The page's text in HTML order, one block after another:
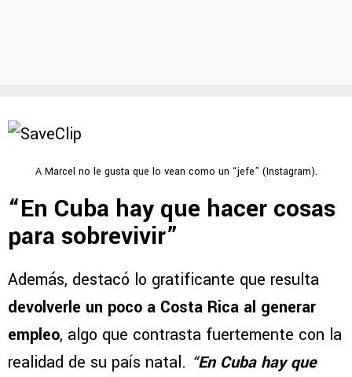
A Marcel no le gusta que lo vean como un “jefe” (Instagram).
“En Cuba hay que hacer cosas
para sobrevivir”
Además, destacó lo gratificante que resulta
devolverle un poco a Costa Rica al generar
empleo, algo que contrasta fuertemente con la
realidad de su país natal. “En Cuba hay que